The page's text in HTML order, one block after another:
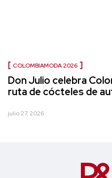
COLOMBIAMODA 2026
Don Julio celebra
ruta de cócteles de
julio 27, 2026